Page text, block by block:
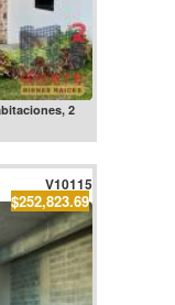
2
V10115
$252,823.69